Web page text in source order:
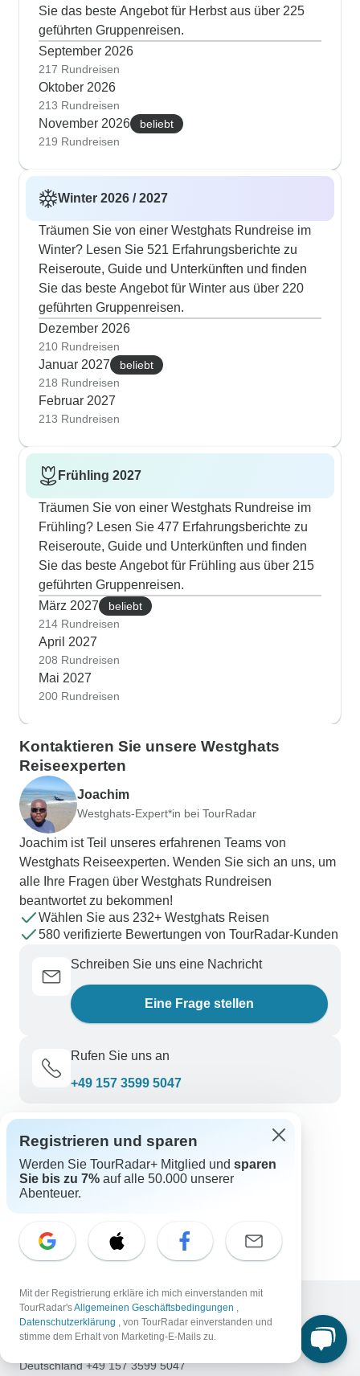
Sie das beste Angebot für Herbst aus über 225
geführten Gruppenreisen.
September 2026
217 Rundreisen
Oktober 2026
213 Rundreisen
November 2026
beliebt
219 Rundreisen
Winter 2026 / 2027
Träumen Sie von einer Westghats Rundreise im
Winter? Lesen Sie 521 Erfahrungsberichte zu
Reiseroute, Guide und Unterkünften und finden
Sie das beste Angebot für Winter aus über 220
geführten Gruppenreisen.
Dezember 2026
210 Rundreisen
Januar 2027
beliebt
218 Rundreisen
Februar 2027
213 Rundreisen
Frühling 2027
Träumen Sie von einer Westghats Rundreise im
Frühling? Lesen Sie 477 Erfahrungsberichte zu
Reiseroute, Guide und Unterkünften und finden
Sie das beste Angebot für Frühling aus über 215
geführten Gruppenreisen.
März 2027
beliebt
214 Rundreisen
April 2027
208 Rundreisen
Mai 2027
200 Rundreisen
Kontaktieren Sie unsere Westghats
Reiseexperten
Joachim
Westghats-Expert*in bei TourRadar
Joachim ist Teil unseres erfahrenen Teams von
Westghats Reiseexperten. Wenden Sie sich an uns, um
alle Ihre Fragen über Westghats Rundreisen
beantwortet zu bekommen!
Wählen Sie aus 232+ Westghats Reisen
580 verifizierte Bewertungen von TourRadar-Kunden
Schreiben Sie uns eine Nachricht
Eine Frage stellen
Rufen Sie uns an
+49 157 3599 5047
TourRadar entdecken
Island Rundreisen
Japan Rundreisen
Kanada Rundreisen
Nepal Abenteuerreise
Support
Deutschland +49 157 3599 5047
Registrieren und sparen
Werden Sie TourRadar+ Mitglied und sparen
Sie bis zu 7% auf alle 50.000 unserer
Abenteuer.
Mit der Registrierung erkläre ich mich einverstanden mit
TourRadar'sAllgemeinen Geschäftsbedingungen ,
Datenschutzerklärung , von TourRadar einverstanden und
stimme dem Erhalt von Marketing-E-Mails zu.